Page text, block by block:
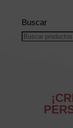
Buscar
Buscar